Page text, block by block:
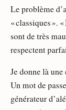
Le problème
« classiques ».
sont de très
respectent
Je donne là
Un mot de
générateur